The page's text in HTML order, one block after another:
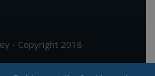
- Copyright 2018
by Digy.gr